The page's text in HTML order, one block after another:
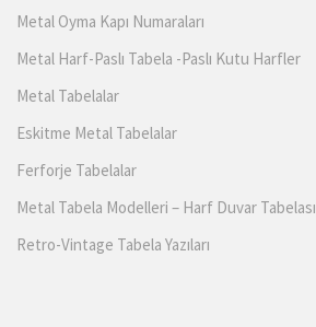
Metal Oyma Kapı Numaraları
Metal Harf-Paslı Tabela -Paslı Kutu Harfler
Metal Tabelalar
Eskitme Metal Tabelalar
Ferforje Tabelalar
Metal Tabela Modelleri – Harf Duvar Tabelası
Retro-Vintage Tabela Yazıları